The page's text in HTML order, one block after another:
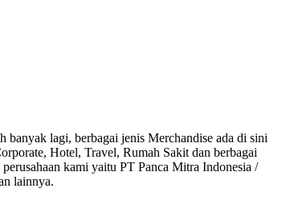
lagi, berbagai jenis Merchandise ada di sini
Hotel, Travel, Rumah Sakit dan berbagai
kami yaitu PT Panca Mitra Indonesia /
lainnya.